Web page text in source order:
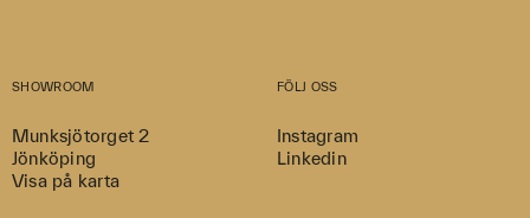
SHOWROOM
Munksjötorget 2
Jönköping
Visa på karta
FÖLJ OSS
Instagram
Linkedin